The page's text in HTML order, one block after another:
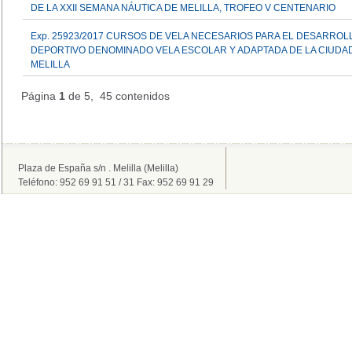
DE LA XXII SEMANA NÁUTICA DE MELILLA, TROFEO V CENTENARIO
Exp. 25923/2017 CURSOS DE VELA NECESARIOS PARA EL
DEPORTIVO DENOMINADO VELA ESCOLAR Y ADAPTADA DE LA
MELILLA
Página 1 de 5, 45 contenidos
Plaza de España s/n . Melilla (Melilla)
Teléfono: 952 69 91 51 / 31 Fax: 952 69 91 29